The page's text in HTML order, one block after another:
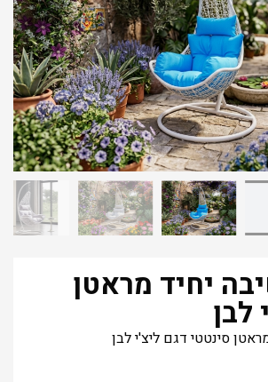
יחיד מראטן
לבן
סינטטי דגם ליצ'י לבן